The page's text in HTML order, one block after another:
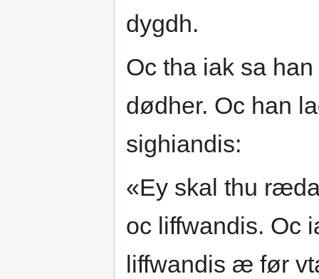
dygdh.
Oc tha iak sa
dødher. Oc han
sighiandis:
«Ey skal thu
oc liffwandis. Oc
liffwandis æ før